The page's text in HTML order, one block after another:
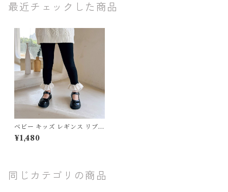
最近チェックした商品
ベビー キッズ レギンス リブ
フリル レース 子ども服 女の子
フェミニン ナチュラル ブラッ
¥1,480
同じカテゴリの商品